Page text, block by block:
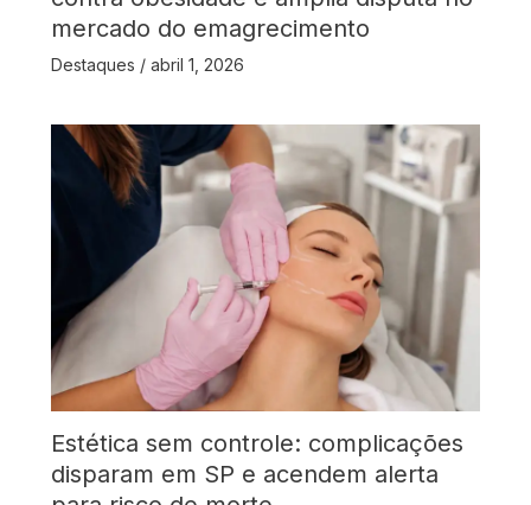
mercado do emagrecimento
Destaques / abril 1, 2026
Estética sem controle: complicações
disparam em SP e acendem alerta